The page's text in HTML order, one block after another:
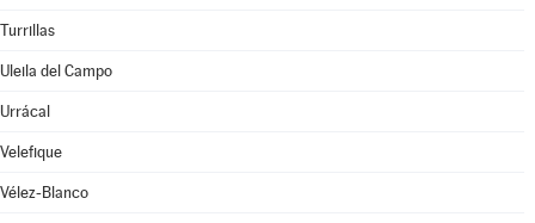
Turrillas
Uleila del Campo
Urrácal
Velefique
Vélez-Blanco